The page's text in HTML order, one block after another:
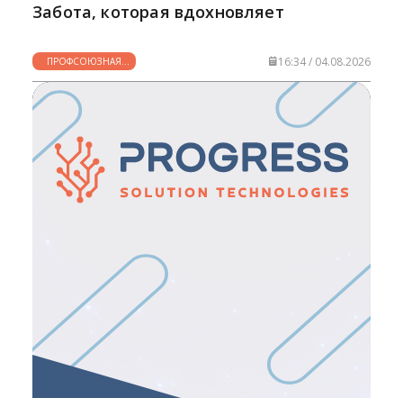
Забота, которая вдохновляет
ПРОФСОЮЗНАЯ
ЖИЗНЬ
16:34 / 04.08.2026